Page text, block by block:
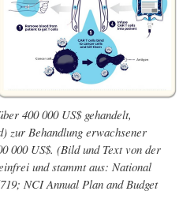
400 000 US$ gehandelt,
zur Behandlung erwachsener
000 US$. (Bild und Text von der
und stammt aus: National
NCI Annual Plan and Budget